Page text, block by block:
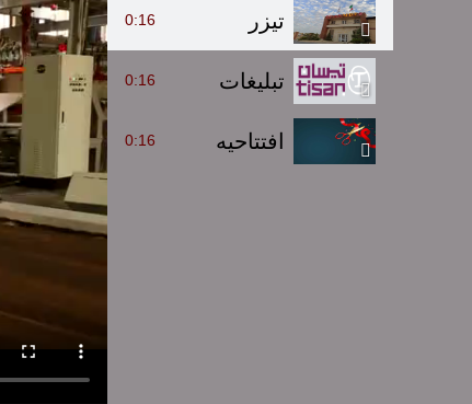
تیزر 0:16
تبلیغات 0:16
افتتاحیه 0:16